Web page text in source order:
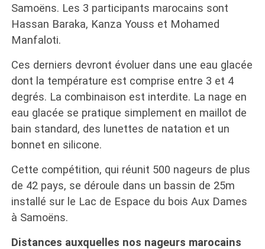
Samoëns. Les 3 participants marocains sont
Hassan Baraka, Kanza Youss et Mohamed
Manfaloti.
Ces derniers devront évoluer dans une eau glacée
dont la température est comprise entre 3 et 4
degrés. La combinaison est interdite. La nage en
eau glacée se pratique simplement en maillot de
bain standard, des lunettes de natation et un
bonnet en silicone.
Cette compétition, qui réunit 500 nageurs de plus
de 42 pays, se déroule dans un bassin de 25m
installé sur le Lac de Espace du bois Aux Dames
à Samoëns.
Distances auxquelles nos nageurs marocains